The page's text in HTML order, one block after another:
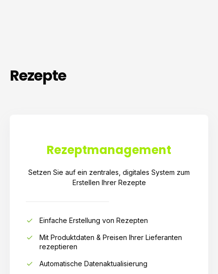
Rezept­e
Rezeptmanagement
Setzen Sie auf ein zentrales, digitales System zum
Erstellen Ihrer Rezepte
Einfache Erstellung von Rezepten
Mit Produktdaten & Preisen Ihrer Lieferanten
rezeptieren
Automatische Datenaktualisierung